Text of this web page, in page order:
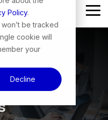
Policy.
be tracked
cookie will
your
Decline